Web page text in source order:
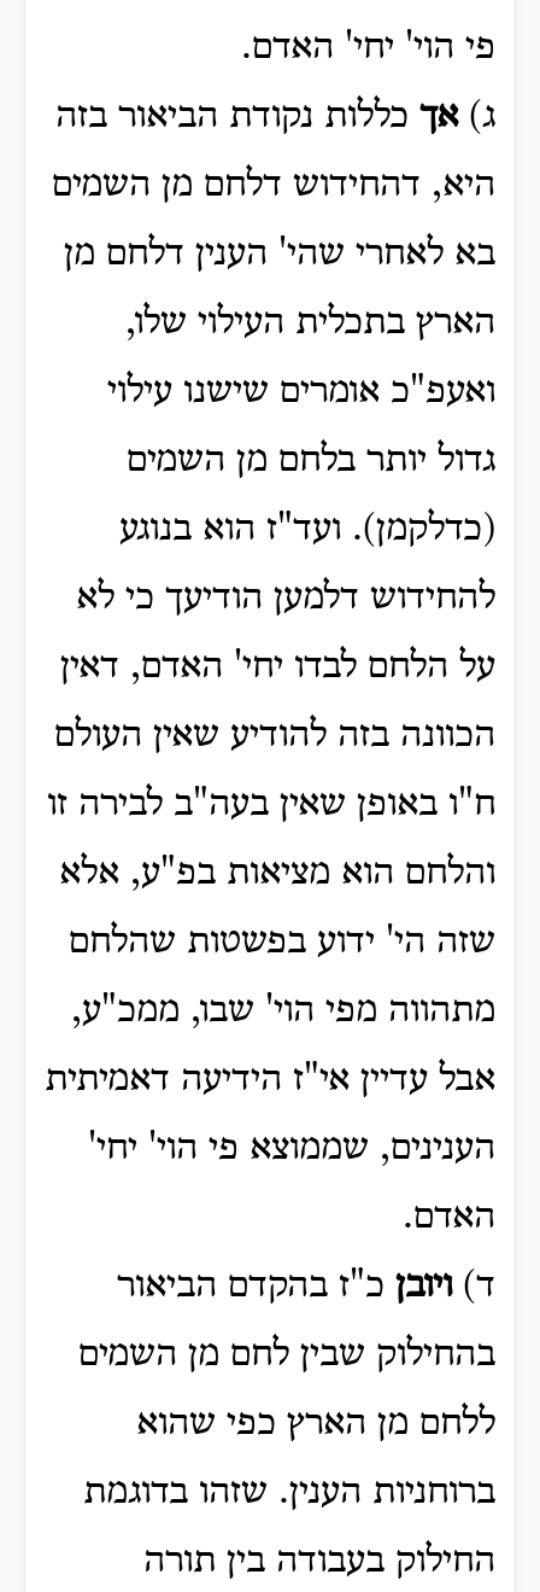
פי הוי' יחי' האדם.
ג)אך כללות נקודת הביאור בזה
היא, דהחידוש דלחם מן השמים
בא לאחרי שהי' הענין דלחם מן
הארץ בתכלית העילוי שלו,
ואעפ"כ אומרים שישנו עילוי
גדול יותר בלחם מן השמים
(כדלקמן). ועד"ז הוא בנוגע
להחידוש דלמען הודיעך כי לא
על הלחם לבדו יחי' האדם, דאין
הכוונה בזה להודיע שאין העולם
ח"ו באופן שאין בעה"ב לבירה זו
והלחם הוא מציאות בפ"ע, אלא
שזה הי' ידוע בפשטות שהלחם
מתהווה מפי הוי' שבו, ממכ"ע,
אבל עדיין אי"ז הידיעה דאמיתית
הענינים, שממוצא פי הוי' יחי'
האדם.
ד)ויובן כ"ז בהקדם הביאור
בהחילוק שבין לחם מן השמים
ללחם מן הארץ כפי שהוא
ברוחניות הענין. שזהו בדוגמת
החילוק בעבודה בין תורה